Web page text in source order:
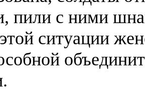
пили с ними
ситуации